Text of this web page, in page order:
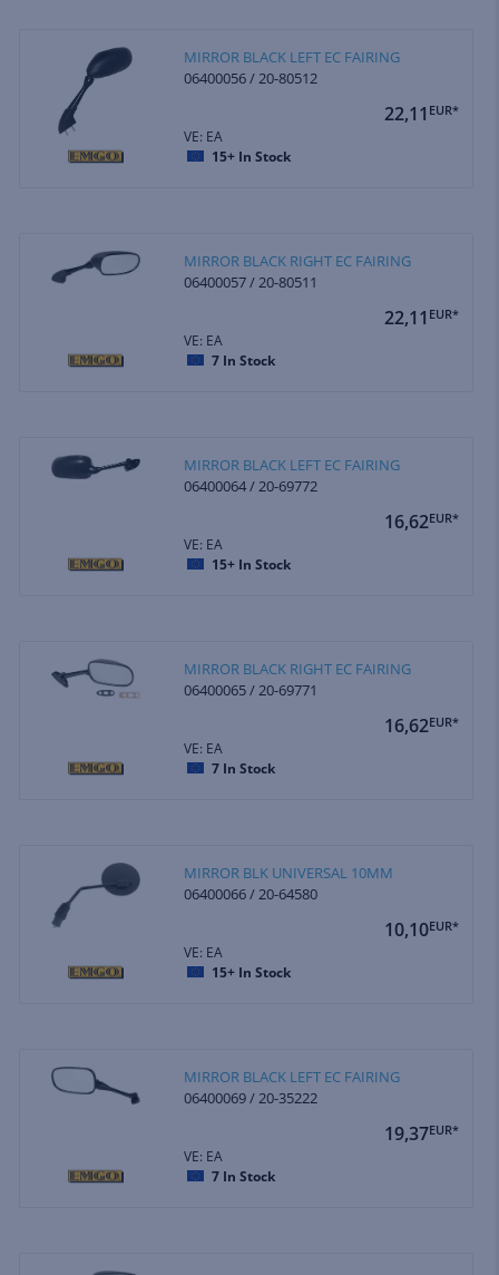
MIRROR BLACK LEFT EC FAIRING
06400056 / 20-80512
22,11 EUR*
VE: EA
15+ In Stock
MIRROR BLACK RIGHT EC FAIRING
06400057 / 20-80511
22,11 EUR*
VE: EA
7 In Stock
MIRROR BLACK LEFT EC FAIRING
06400064 / 20-69772
16,62EUR*
VE: EA
15+ In Stock
MIRROR BLACK RIGHT EC FAIRING
06400065 / 20-69771
16,62EUR*
VE: EA
7 In Stock
MIRROR BLK UNIVERSAL 10MM
06400066 / 20-64580
10,10EUR*
VE: EA
15+ In Stock
MIRROR BLACK LEFT EC FAIRING
06400069 / 20-35222
19,37EUR*
VE: EA
7 In Stock